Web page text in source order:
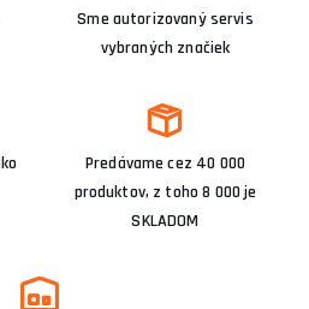
Sme autorizovaný servis
vybraných značiek
Predávame cez 40 000
produktov, z toho 8 000 je
SKLADOM